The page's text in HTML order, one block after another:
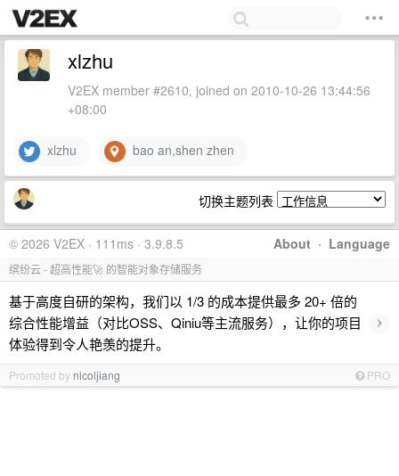
xlzhu
V2EX member #2610, joined on 2010-10-26 13:44:56
+08:00
xlzhu bao an,shen zhen
切换主题列表
About · Language
© 2026 V2EX · 111ms · 3.9.8.5
缤纷云 - 超高性能🚀 的智能对象存储服务
基于高度自研的架构，我们以 1/3 的成本提供最多 20+ 倍的
综合性能增益（对比OSS、Qiniu等主流服务），让你的项目
体验得到令人艳羡的提升。
›
Promoted by nicoljiang PRO